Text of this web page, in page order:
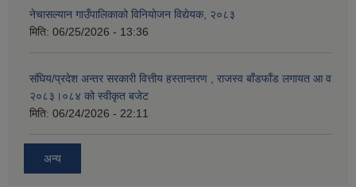
नेचासल्यान गाउँपालिकाको विनियोजन विद्येयक, २०८३
मिति: 06/25/2026 - 13:36
संघिय/प्रदेश अन्तर सरकारी वित्तीय हस्तान्तरण , राजस्व बाँडफाँड लगायत आ व
२०८३।०८४ को स्वीकृत बजेट
मिति: 06/24/2026 - 22:11
अन्य